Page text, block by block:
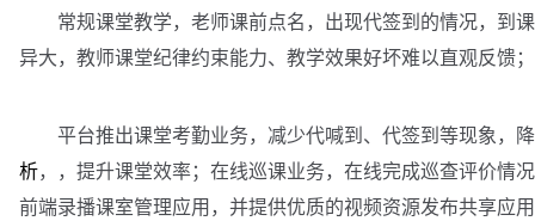
常规课堂教学，老师课前点名，出现代签到的情况，到
异大，教师课堂纪律约束能力、教学效果好坏难以直观反馈
平台推出课堂考勤业务，减少代喊到、代签到等现象，
析，，提升课堂效率；在线巡课业务，在线完成巡查评价情
前端录播课室管理应用，并提供优质的视频资源发布共享应